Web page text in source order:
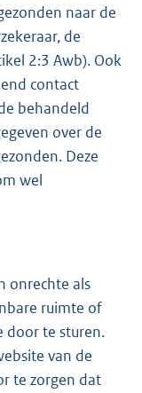
naar de
de
2:3 Awb). Ook
contact
behandeld
over de
Deze
wel
onrechte als
ruimte of
door te sturen.
van de
te zorgen dat